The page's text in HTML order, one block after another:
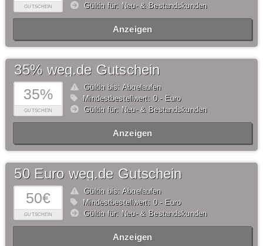
GUTSCHEIN
Gültig für: Neu- & Bestandskunden
Anzeigen
35%
GUTSCHEIN
35% weg.de Gutschein
Gültig bis: Abgelaufen
Mindestbestellwert: 0,- Euro
Gültig für: Neu- & Bestandskunden
Anzeigen
50€
GUTSCHEIN
50 Euro weg.de Gutschein
Gültig bis: Abgelaufen
Mindestbestellwert: 0,- Euro
Gültig für: Neu- & Bestandskunden
Anzeigen